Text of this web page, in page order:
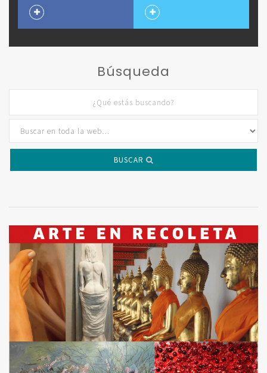
Búsqueda
BUSCAR